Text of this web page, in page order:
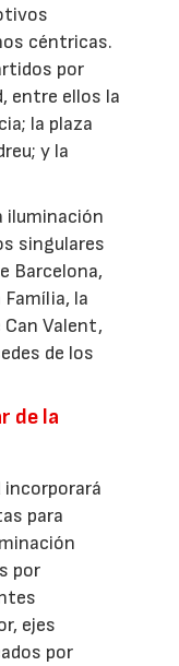
céntricas.
por
entre ellos la
la plaza
y la
iluminación
singulares
Barcelona,
la
Can Valent,
de los
de la
incorporará
para
por
ejes
por